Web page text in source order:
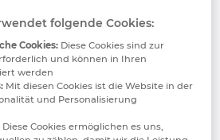
Automation, powered by
concept,
folgende Cookies:
Cookies:Diese Cookies sind zur
und können in Ihren
werden
Mit diesen Cookies ist die Website in der
und Personalisierung
Diese Cookies ermöglichen es uns,